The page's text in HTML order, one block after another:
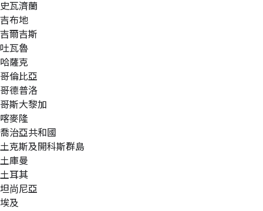
史瓦濟蘭
吉布地
吉爾吉斯
吐瓦魯
哈薩克
哥倫比亞
哥德普洛
哥斯大黎加
喀麥隆
喬治亞共和國
土克斯及開科斯群島
土庫曼
土耳其
坦尚尼亞
埃及